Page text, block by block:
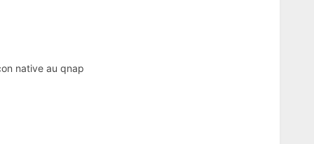
native au qnap